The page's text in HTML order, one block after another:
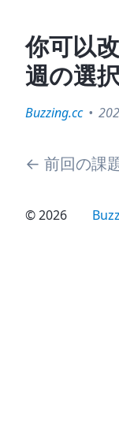
你可以
週の選
Buzzing.cc
← 前回の課
©2026